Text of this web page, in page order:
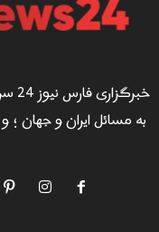
به مسائل ایران و جهان